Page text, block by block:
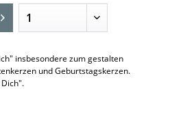
insbesondere zum gestalten
und Geburtstagskerzen.